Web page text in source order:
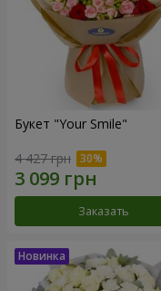
Букет "Your Smile"
4 427 грн
Заказать